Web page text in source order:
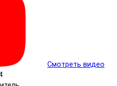
Смотреть видео